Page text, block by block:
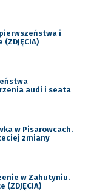
i
audi i seata
w Pisarowcach.
zmiany
w Zahutyniu.